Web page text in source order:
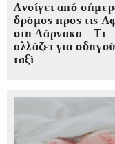
Ανοίγει από
δρόμος προς τις
στη Λάρνακα – Τι
αλλάζει για
ταξί